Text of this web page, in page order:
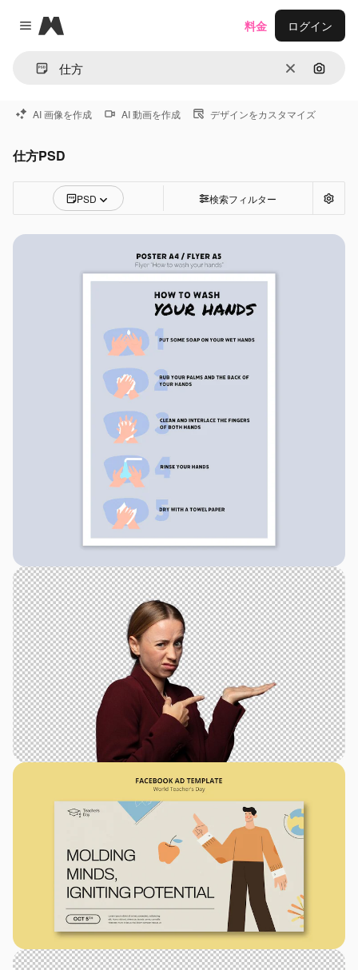
Close menu
Magnific
消去 画像で
料金 ログイン
AI 画像を作成 AI 動画を作成 デザインをカスタマイズ
仕方PSD
PSD 検索フィルター